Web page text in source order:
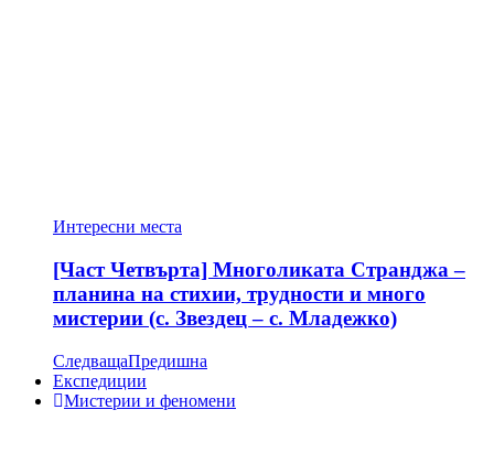
Интересни места
[Част Четвърта] Многоликата Странджа –
планина на стихии, трудности и много
мистерии (с. Звездец – с. Младежко)
СледващаПредишна
Експедиции
Мистерии и феномени